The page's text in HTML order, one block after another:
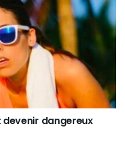
devenir dangereux